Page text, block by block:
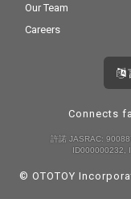
Our Team
Careers
Connects
許諾 JASRAC:
ID000000232,
© OTOTOY